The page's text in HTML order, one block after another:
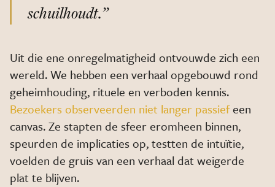
schuilhoudt.”
Uit die ene onregelmatigheid ontvouwde zich een
wereld. We hebben een verhaal opgebouwd rond
geheimhouding, rituele en verboden kennis.
Bezoekers observeerden niet langer passiefeen
canvas. Ze stapten de sfeer eromheen binnen,
speurden de implicaties op, testten de intuïtie,
voelden de gruis van een verhaal dat weigerde
plat te blijven.